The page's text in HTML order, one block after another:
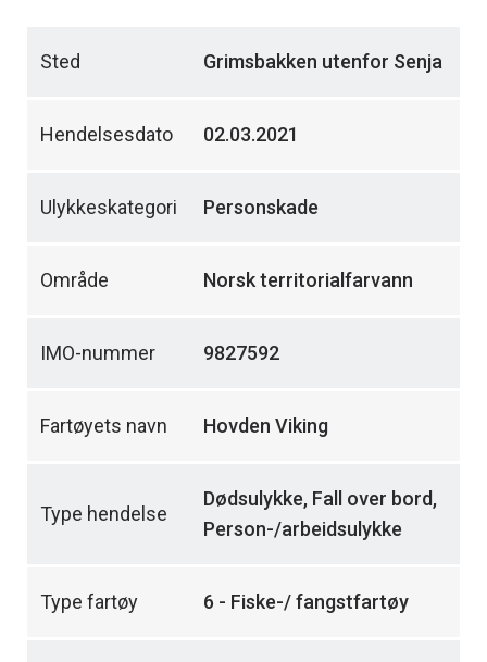
Sted Grimsbakken utenfor Senja
Hendelsesdato 02.03.2021
Ulykkeskategori Personskade
Område Norsk territorialfarvann
IMO-nummer 9827592
Fartøyets navn Hovden Viking
Type hendelse
Dødsulykke, Fall over bord,
Person-/arbeidsulykke
Type fartøy 6 - Fiske-/ fangstfartøy